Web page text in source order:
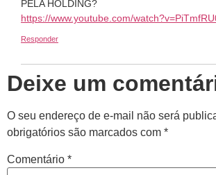
PELA HOLDING?
https://www.youtube.com/
Responder
Deixe um
O seu endereço de e-mail não será
obrigatórios são marcados com *
Comentário *